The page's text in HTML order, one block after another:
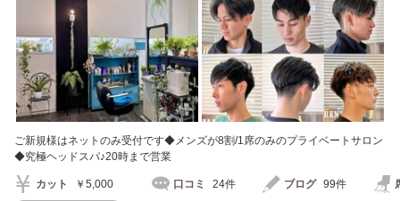
ご新規様はネットのみ受付です◆メンズが8割/1席のみのプライベートサロン
◆究極ヘッドスパ♪20時まで営業
カット ￥5,000 口コミ 24件 ブログ 99件